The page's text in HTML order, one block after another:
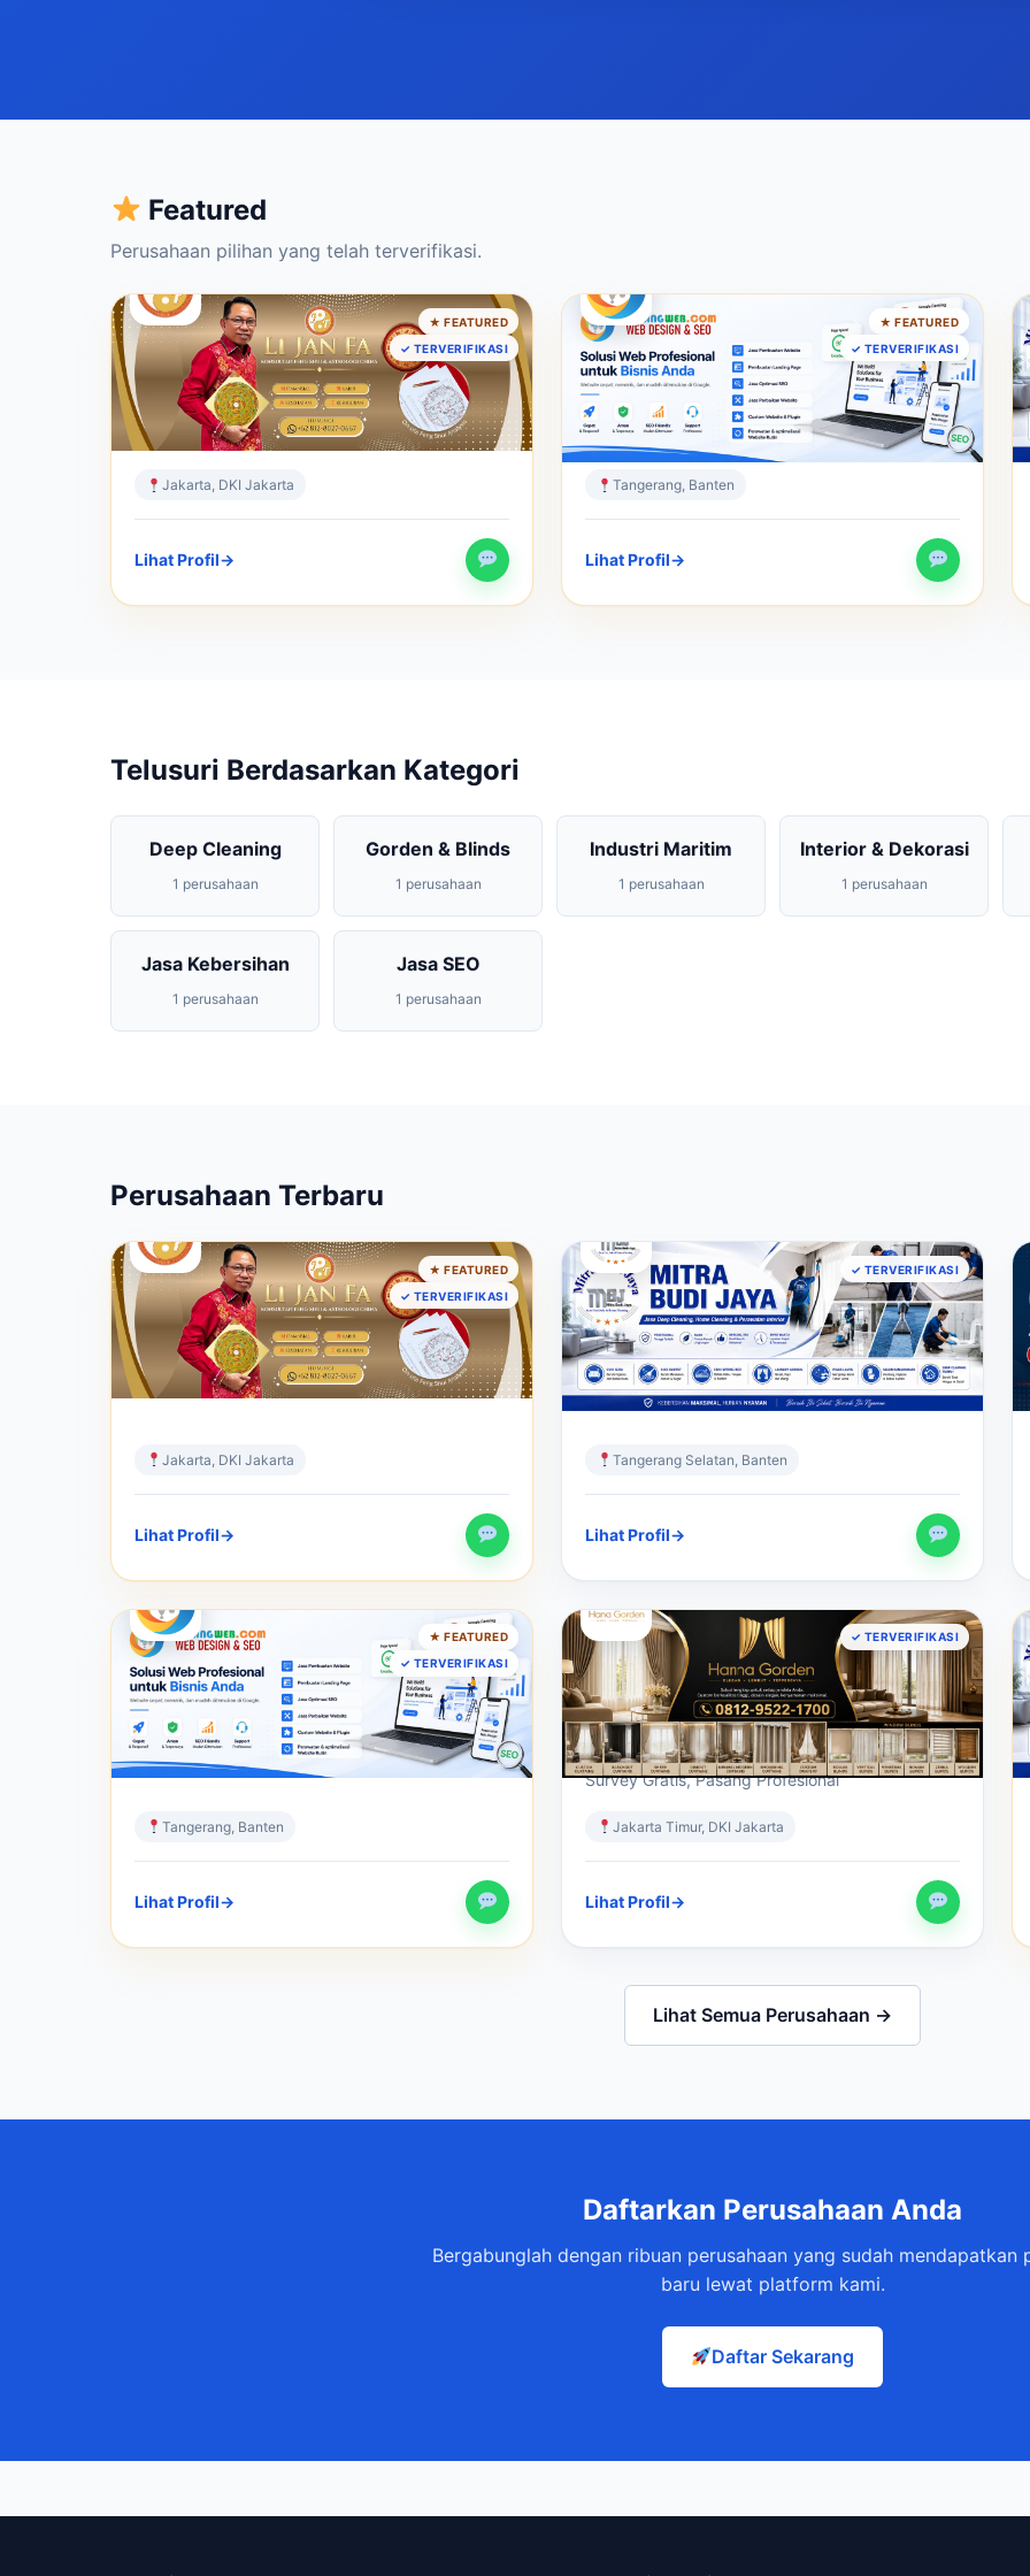
Featured
Perusahaan pilihan yang telah terverifikasi.
★ FEATURED
✓ TERVERIFIKASI
JASA
Konsultan Feng Shui Li Jan Fa : Ahli
Bazi & ZeRi
Harmoni Energi, Kemakmuran Sejati
Jakarta, DKI Jakarta
Lihat Profil→
★ FEATURED
✓ TERVERIFIKASI
JASA SEO
Gudang Web – Jasa Pembuatan
Website SEO
Solusi Website Profesional & SEO Terpercaya
Sejak 2001
Tangerang, Banten
Lihat Profil→
Telusuri Berdasarkan Kategori
Deep Cleaning
1 perusahaan
Gorden & Blinds
1 perusahaan
Industri Maritim
1 perusahaan
Interior & Dekorasi
1 perusahaan
Jasa Kebersihan
1 perusahaan
Jasa SEO
1 perusahaan
Perusahaan Terbaru
★ FEATURED
✓ TERVERIFIKASI
JASA
Konsultan Feng Shui Li Jan Fa : Ahli
Bazi & ZeRi
Harmoni Energi, Kemakmuran Sejati
Jakarta, DKI Jakarta
Lihat Profil→
✓ TERVERIFIKASI
JASA CUCI SOFA
Jasa Cuci Sofa Panggilan Profesional
– Mitra Budi Jaya
Sofa Bersih, Rumah Sehat – Kami Datang ke
Tempat Anda
Tangerang Selatan, Banten
Lihat Profil→
★ FEATURED
✓ TERVERIFIKASI
JASA SEO
Gudang Web – Jasa Pembuatan
Website SEO
Solusi Website Profesional & SEO Terpercaya
Sejak 2001
Tangerang, Banten
Lihat Profil→
✓ TERVERIFIKASI
GORDEN & BLINDS
Hanna Gorden – Jasa Pembuatan
Gorden Custom & Window Blinds
Jakarta Terpercaya
Gorden Custom & Window Blinds Jakarta –
Survey Gratis, Pasang Profesional
Jakarta Timur, DKI Jakarta
Lihat Profil→
Lihat Semua Perusahaan →
Daftarkan Perusahaan Anda
Bergabunglah dengan ribuan perusahaan yang sudah mendapatkan
baru lewat platform kami.
Daftar Sekarang